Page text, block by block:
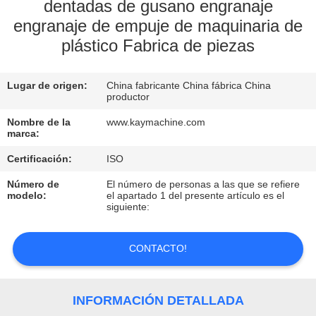
CONTROL
CONTACTO
NOTICIAS
UNA
COTIZACIÓN
dentadas de gusano engranaje
engranaje de empuje de maquinaria de
plástico Fabrica de piezas
Lugar de origen:
China fabricante China fábrica China
productor
Nombre de la
marca:
www.kaymachine.com
Certificación: ISO
Número de
modelo:
El número de personas a las que se refiere
el apartado 1 del presente artículo es el
siguiente:
CONTACTO!
INFORMACIÓN DETALLADA